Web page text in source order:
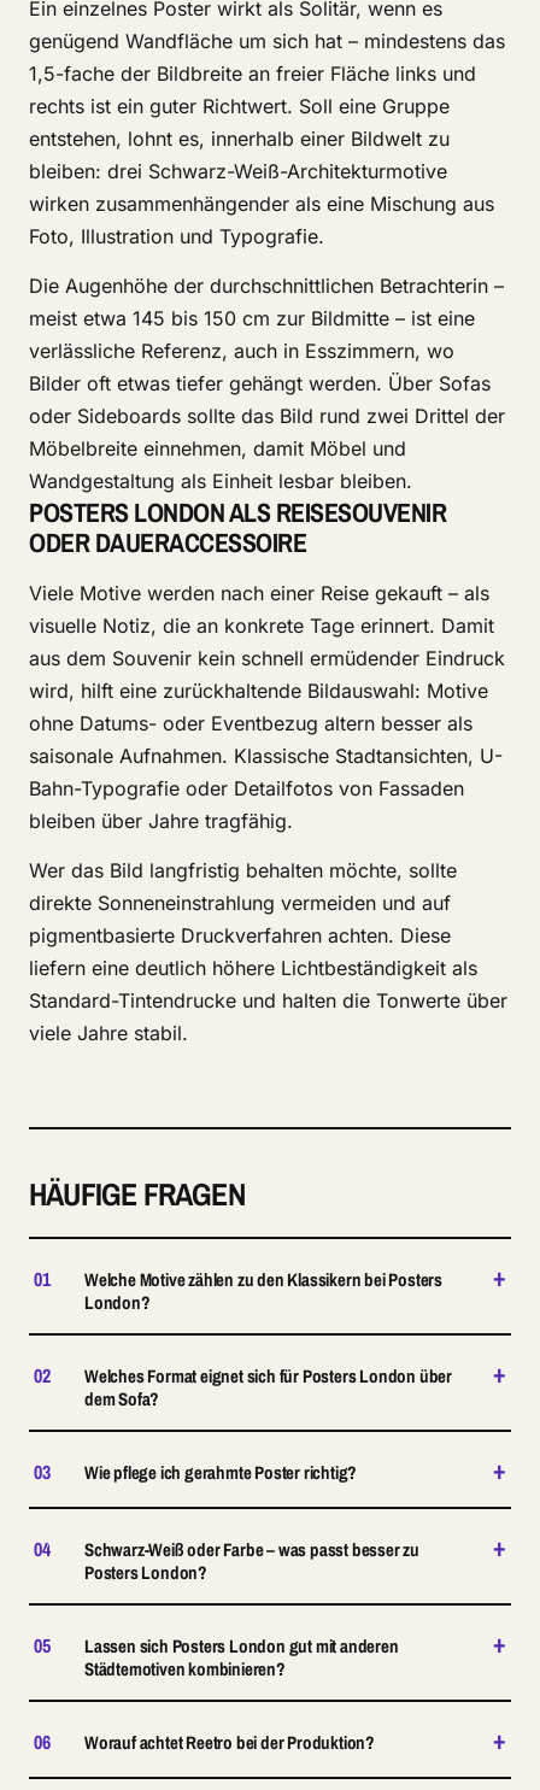
Ein einzelnes Poster wirkt als Solitär, wenn es
genügend Wandfläche um sich hat – mindestens das
1,5-fache der Bildbreite an freier Fläche links und
rechts ist ein guter Richtwert. Soll eine Gruppe
entstehen, lohnt es, innerhalb einer Bildwelt zu
bleiben: drei Schwarz-Weiß-Architekturmotive
wirken zusammenhängender als eine Mischung aus
Foto, Illustration und Typografie.
Die Augenhöhe der durchschnittlichen Betrachterin –
meist etwa 145 bis 150 cm zur Bildmitte – ist eine
verlässliche Referenz, auch in Esszimmern, wo
Bilder oft etwas tiefer gehängt werden. Über Sofas
oder Sideboards sollte das Bild rund zwei Drittel der
Möbelbreite einnehmen, damit Möbel und
Wandgestaltung als Einheit lesbar bleiben.
POSTERS LONDON ALS REISESOUVENIR
ODER DAUERACCESSOIRE
Viele Motive werden nach einer Reise gekauft – als
visuelle Notiz, die an konkrete Tage erinnert. Damit
aus dem Souvenir kein schnell ermüdender Eindruck
wird, hilft eine zurückhaltende Bildauswahl: Motive
ohne Datums- oder Eventbezug altern besser als
saisonale Aufnahmen. Klassische Stadtansichten, U-
Bahn-Typografie oder Detailfotos von Fassaden
bleiben über Jahre tragfähig.
Wer das Bild langfristig behalten möchte, sollte
direkte Sonneneinstrahlung vermeiden und auf
pigmentbasierte Druckverfahren achten. Diese
liefern eine deutlich höhere Lichtbeständigkeit als
Standard-Tintendrucke und halten die Tonwerte über
viele Jahre stabil.
HÄUFIGE FRAGEN
01
Welche Motive zählen zu den Klassikern bei Posters
London?
+
02
Welches Format eignet sich für Posters London über
dem Sofa?
+
03 Wie pflege ich gerahmte Poster richtig? +
04
Schwarz-Weiß oder Farbe – was passt besser zu
Posters London?
+
05
Lassen sich Posters London gut mit anderen
Städtemotiven kombinieren?
+
06 Worauf achtet Reetro bei der Produktion? +